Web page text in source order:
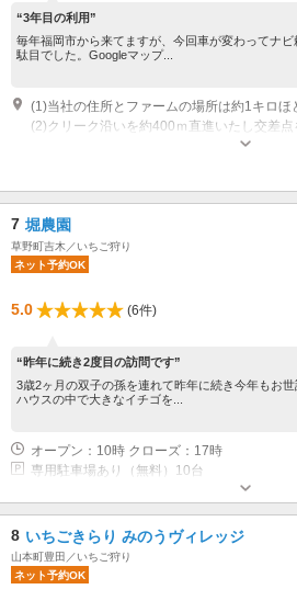
“3年目の利用”
毎年福岡市から来てますが、今回車が変わってナ
駄目でした。Googleマップ...
(2)クリーク沿いを約400ｍ直進いたし交差点
7 堀農園
草野町吉木／いちご狩り
ネット予約OK
5.0 (6件)
“昨年に続き2度目の訪問です”
3歳2ヶ月の双子の孫を連れて昨年に続き今年もお
ハウスの中で大きなイチゴを...
オープン：10時 クローズ：17時
専用駐車場あり（無料）10台
8 いちごきらり みのうヴィレッジ
山本町豊田／いちご狩り
ネット予約OK